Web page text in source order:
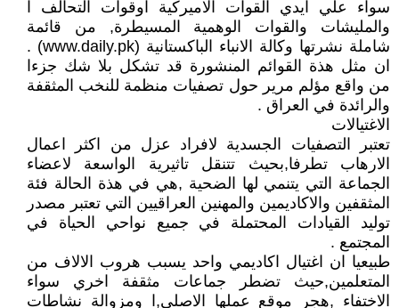
سواء علي ايدي القوات الاميركية اوقوات التحالف ا
والمليشات والقوات الوهمية المسيطرة, من قائمة
شاملة نشرتها وكالة الانباء الباكستانية (www.daily.pk) .
ان مثل هذة القوائم المنشورة قد تشكل بلا شك جزءا
من واقع مؤلم مرير حول تصفيات منظمة للنخب المثقفة
والرائدة في العراق .
الاغتيالات
تعتبر التصفيات الجسدية لافراد عزل من اكثر اعمال
الارهاب تطرفا,بحيث تتنقل تاثيرية الواسعة لاعضاء
الجماعة التي يتنمي لها الضحية ,هي في هذة الحالة فئة
المثقفين والاكاديمين والمهنين العراقيين التي تعتبر مصدر
توليد القيادات المحتملة في جميع نواحي الحياة في
المجتمع .
طبيعيا ان اغتيال اكاديمي واحد يسبب هروب الالاف من
المتعلمين,حيث تضطر جماعات مثقفة اخري سواء
الاختفاء ,هجر موقع عملها الاصلي,ا ومزوالة نشاطات